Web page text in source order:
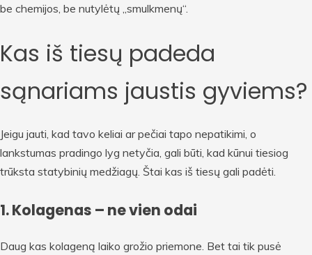
be chemijos, be nutylėtų „smulkmenų“.
Kas iš tiesų padeda
sąnariams jaustis gyviems?
Jeigu jauti, kad tavo keliai ar pečiai tapo nepatikimi, o
lankstumas pradingo lyg netyčia, gali būti, kad kūnui tiesiog
trūksta statybinių medžiagų. Štai kas iš tiesų gali padėti.
1. Kolagenas – ne vien odai
Daug kas kolageną laiko grožio priemone. Bet tai tik pusė